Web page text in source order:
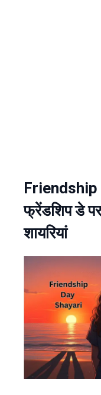
Friendship
फ्रेंडशिप डे
शायरियां